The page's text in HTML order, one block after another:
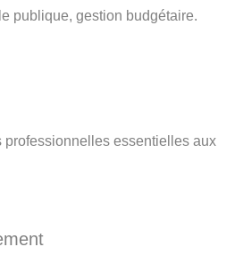
publique, gestion budgétaire.
professionnelles essentielles aux